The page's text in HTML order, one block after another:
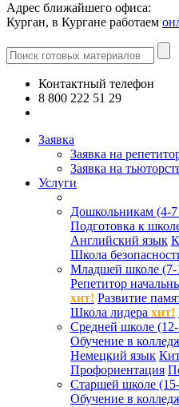
Адрес ближайшего офиса:
Курган, в Кургане работаем
Контактный телефон
8 800 222 51 29
Заявка
Заявка на
Заявка на
Услуги
Дошкольникам (4-7
Подготовка к
Английский язык
Школа
Младшей школе (7-
Репетитор
хит! Развитие
Школа лидера хит!
Средней школе
Обучение в
Немецкий язык
Профориентация
Старшей школе
Обучение в